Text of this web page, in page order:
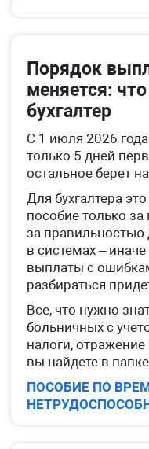
Порядок
меняется:
бухгалтер
С 1 июля 2026
только 5 дней
остальное берет
Для бухгалтера
пособие только
за правильностью
в системах –
выплаты с
разбираться
Все, что нужно
больничных с
налоги,
вы найдете в
ПОСОБИЕ ПО